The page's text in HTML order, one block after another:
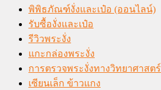
พิพิธภัณฑ์งั่งและเป๋อ (ออนไลน์)
รับซื้องั่งและเป๋อ
รีวิวพระงั่ง
แกะกล่องพระงั่ง
การตรวจพระงั่งทางวิทยาศาสตร์
เซียนเล็ก ข้าวแกง